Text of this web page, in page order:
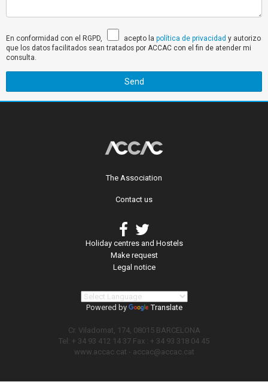
En conformidad con el RGPD, acepto la política de privacidad y autorizo
que los datos facilitados sean tratados por ACCAC con el fin de atender mi
consulta.
Send
The Association
Contact us
Holiday centres and Hostels
Make request
Legal notice
Powered by Translate
Cr. Viladomat, 174, 08015 BARCELONA
Tel: + 34 93 412 14 37 Fax : + 34 93 318 04 45
www.accac.cat - accac@accac.cat